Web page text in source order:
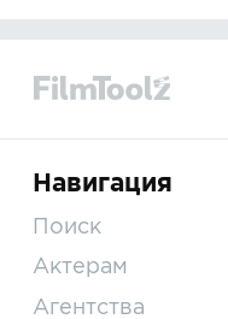
Навигация
Поиск
Актерам
Агентства